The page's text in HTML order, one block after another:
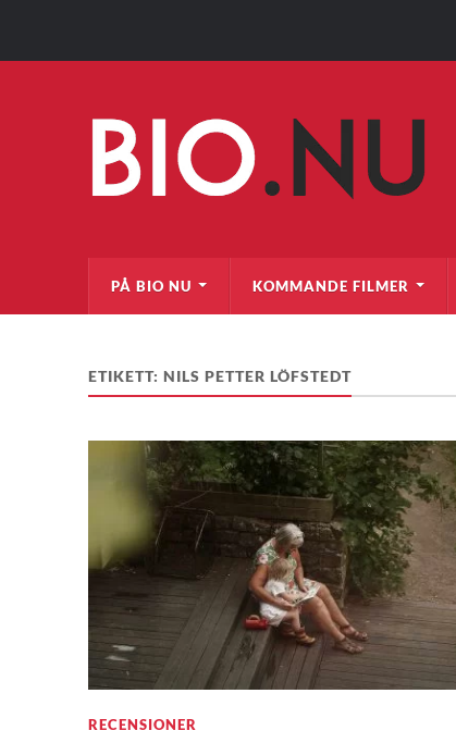
PÅ BIO NU KOMMANDE FILMER
ETIKETT: NILS PETTER LÖFSTEDT
RECENSIONER